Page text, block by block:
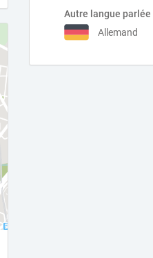
Autre langue parlée
Allemand